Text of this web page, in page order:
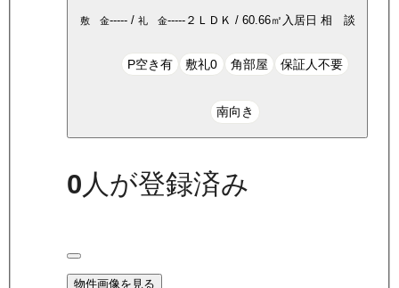
敷 金-----/ 礼 金-----２ＬＤＫ / 60.66㎡ 入居日 相 談
P空き有 敷礼0 角部屋 保証人不要
南向き
0 人が登録済み
物件画像を見る